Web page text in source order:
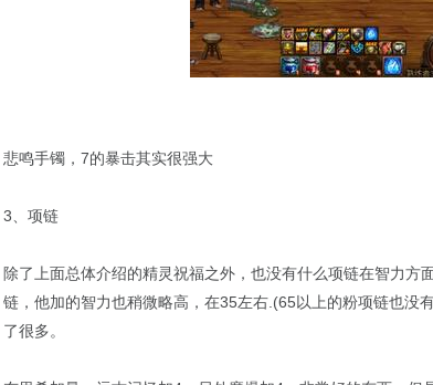
悲鸣手镯，7的暴击其实很强大
3、项链
除了上面总体介绍的精灵祝福之外，也没有什么项链在智力
链，他加的智力也稍微略高，在35左右.(65以上的粉项链也没
了很多。